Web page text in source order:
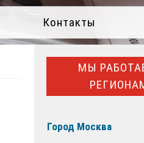
Контакты
МЫ
Город Москва